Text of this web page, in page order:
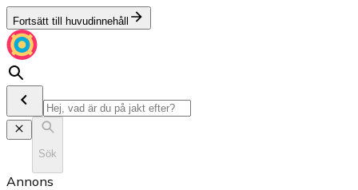
Fortsätt till huvudinnehåll
Sök
Annons